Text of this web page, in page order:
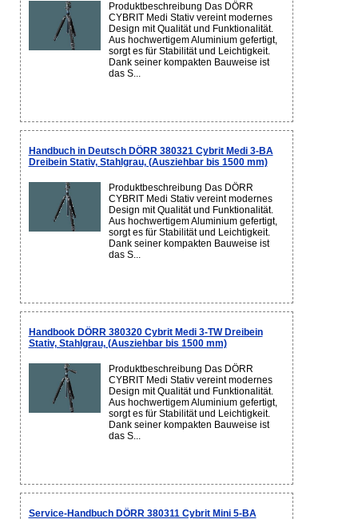
Produktbeschreibung Das DÖRR
CYBRIT Medi Stativ vereint modernes
Design mit Qualität und Funktionalität.
Aus hochwertigem Aluminium gefertigt,
sorgt es für Stabilität und Leichtigkeit.
Dank seiner kompakten Bauweise ist
das S...
Handbuch in Deutsch DÖRR 380321 Cybrit Medi 3-BA
Dreibein Stativ, Stahlgrau, (Ausziehbar bis 1500 mm)
Produktbeschreibung Das DÖRR
CYBRIT Medi Stativ vereint modernes
Design mit Qualität und Funktionalität.
Aus hochwertigem Aluminium gefertigt,
sorgt es für Stabilität und Leichtigkeit.
Dank seiner kompakten Bauweise ist
das S...
Handbook DÖRR 380320 Cybrit Medi 3-TW Dreibein
Stativ, Stahlgrau, (Ausziehbar bis 1500 mm)
Produktbeschreibung Das DÖRR
CYBRIT Medi Stativ vereint modernes
Design mit Qualität und Funktionalität.
Aus hochwertigem Aluminium gefertigt,
sorgt es für Stabilität und Leichtigkeit.
Dank seiner kompakten Bauweise ist
das S...
Service-Handbuch DÖRR 380311 Cybrit Mini 5-BA